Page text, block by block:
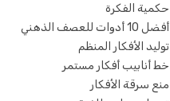
حكمية الفكرة
أفضل 10 أدوات للعصف الذهني
توليد الأفكار المنظم
خط أنابيب أفكار مستمر
منع سرقة الأفكار